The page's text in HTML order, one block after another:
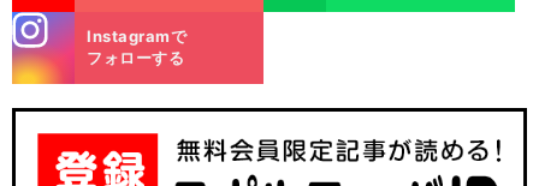
m
Instagramで
フォローする